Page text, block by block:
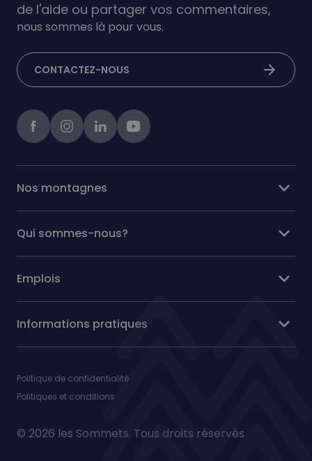
de l'aide ou partager vos commentaires,
nous sommes là pour vous.
CONTACTEZ-NOUS arrow_forward
FacebookinstagramlinkedInYoutube
Nos montagnes expand_more
Qui sommes-nous? expand_more
Emplois expand_more
Informations pratiques expand_more
Politique de confidentialité
Politiques et conditions
© 2026 les Sommets. Tous droits réservés